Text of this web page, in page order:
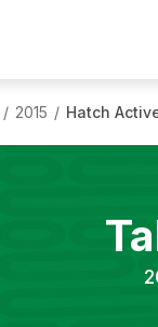
/ 2015 / Hatch